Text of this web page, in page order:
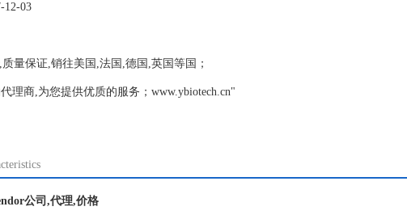
12-03
质量保证,销往美国,法国,德国,英国等国；
理商,为您提供优质的服务；www.ybiotech.cn"
公司,代理,价格